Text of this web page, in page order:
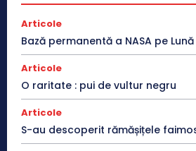
Articole
Bază permanentă a NASA pe Lună
Articole
O raritate : pui de vultur negru
Articole
S-au descoperit rămășițele